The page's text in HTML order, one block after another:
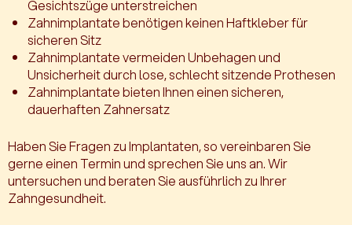
Gesichtszüge unterstreichen
Zahnimplantate benötigen keinen Haftkleber für
sicheren Sitz
Zahnimplantate vermeiden Unbehagen und
Unsicherheit durch lose, schlecht sitzende Prothesen
Zahnimplantate bieten Ihnen einen sicheren,
dauerhaften Zahnersatz
Haben Sie Fragen zu Implantaten, so vereinbaren Sie
gerne einen Termin und sprechen Sie uns an. Wir
untersuchen und beraten Sie ausführlich zu Ihrer
Zahngesundheit.